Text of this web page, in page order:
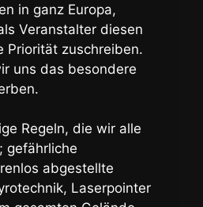
in ganz Europa,
Veranstalter diesen
Priorität zuschreiben.
uns das besondere
Regeln, die wir alle
gefährliche
abgestellte
Laserpointer